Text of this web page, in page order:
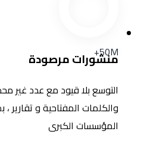
50M+
منشورات مرصودة
التوسع بلا قيود مع عدد غير
والكلمات المفتاحية و تقارير
المؤسسات الكبرى